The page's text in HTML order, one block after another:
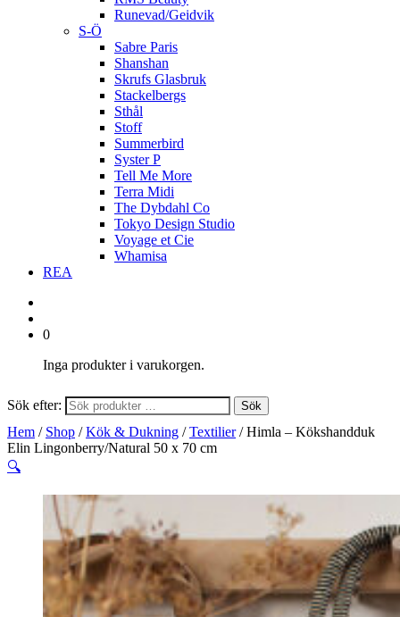
Runevad/Geidvik
S-Ö
Sabre Paris
Shanshan
Skrufs Glasbruk
Stackelbergs
Sthål
Stoff
Summerbird
Syster P
Tell Me More
Terra Midi
The Dybdahl Co
Tokyo Design Studio
Voyage et Cie
Whamisa
REA
0
Inga produkter i varukorgen.
Sök efter: Sök
Hem / Shop /Kök & Dukning /Textilier/ Himla – Kökshandduk
Elin Lingonberry/Natural 50 x 70 cm
🔍